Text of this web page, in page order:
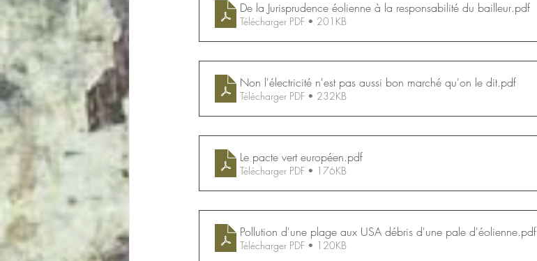
De la Jurisprudence éolienne à la responsabilité du bailleur.pdf
Télécharger PDF • 201KB
Non l'électricité n'est pas aussi bon marché qu'on le dit.pdf
Télécharger PDF • 232KB
Le pacte vert européen.pdf
Télécharger PDF • 176KB
Pollution d'une plage aux USA débris d'une pale d'éolienne.pdf
Télécharger PDF • 120KB